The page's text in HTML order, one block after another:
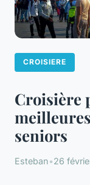
CROISIERE
Croisière
seniors
Esteban•26